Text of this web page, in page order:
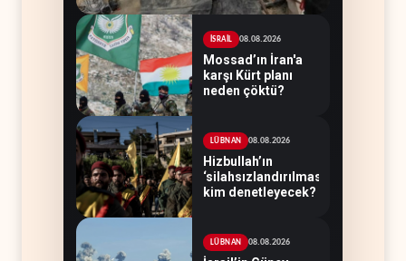
İSRAİL 08.08.2026
Mossad’ın İran'a
karşı Kürt planı
neden çöktü?
LÜBNAN 08.08.2026
Hizbullah’ın
‘silahsızlandırılmasını’
kim denetleyecek?
LÜBNAN 08.08.2026